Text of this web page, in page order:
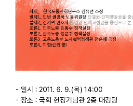
- 일시 : 2011. 6. 9.(목) 14:00
- 장소 : 국회 헌정기념관 2층 대강당